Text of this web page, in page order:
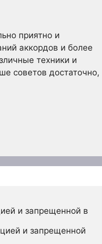
приятно и
аккордов и более
техники и
советов достаточно,
и запрещенной в
и запрещенной